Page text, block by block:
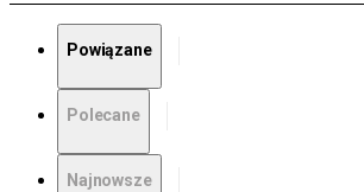
Powiązane
Polecane
Najnowsze